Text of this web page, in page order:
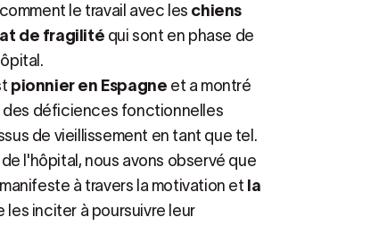
le travail avec les chiens
de fragilité qui sont en phase de
pionnier en Espagne et a montré
déficiences fonctionnelles
de vieillissement en tant que tel.
l'hôpital, nous avons observé que
à travers la motivation et la
les inciter à poursuivre leur